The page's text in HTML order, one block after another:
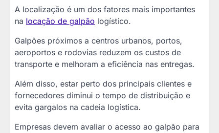
A localização é um dos fatores mais importantes
na locação de galpão logístico.
Galpões próximos a centros urbanos, portos,
aeroportos e rodovias reduzem os custos de
transporte e melhoram a eficiência nas entregas.
Além disso, estar perto dos principais clientes e
fornecedores diminui o tempo de distribuição e
evita gargalos na cadeia logística.
Empresas devem avaliar o acesso ao galpão para